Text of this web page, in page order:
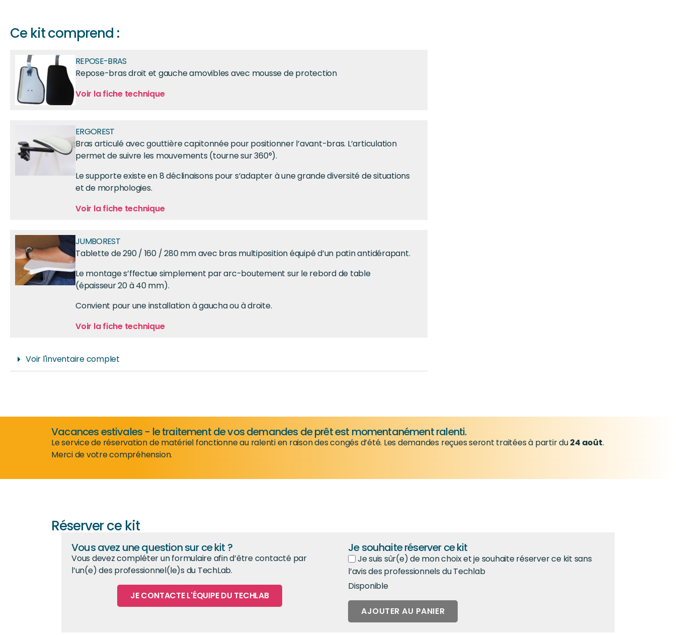
Ce kit comprend :
REPOSE-BRAS
Repose-bras droit et gauche amovibles avec mousse de protection
Voir la fiche technique
ERGOREST
Bras articulé avec gouttière capitonnée pour positionner l’avant-bras. L’articulation
permet de suivre les mouvements (tourne sur 360°).
Le supporte existe en 8 déclinaisons pour s’adapter à une grande diversité de situations
et de morphologies.
Voir la fiche technique
JUMBOREST
Tablette de 290 / 160 / 280 mm avec bras multiposition équipé d’un patin antidérapant.
Le montage s’ffectue simplement par arc-boutement sur le rebord de table
(épaisseur 20 à 40 mm).
Convient pour une installation à gaucha ou à droite.
Voir la fiche technique
Voir l'inventaire complet
Vacances estivales - le traitement de vos demandes de prêt est momentanément ralenti.
Le service de réservation de matériel fonctionne au ralenti en raison des congés d’été. Les demandes reçues seront traitées à partir du24 août.
Merci de votre compréhension.
Réserver ce kit
Vous avez une question sur ce kit ?
Vous devez compléter un formulaire afin d’être contacté par
l’un(e) des professionnel(le)s du TechLab.
JE CONTACTE L'ÉQUIPE DU TECHLAB
Je souhaite réserver ce kit
Je suis sûr(e) de mon choix et je souhaite réserver ce kit sans
l’avis des professionnels du Techlab
Disponible
AJOUTER AU PANIER